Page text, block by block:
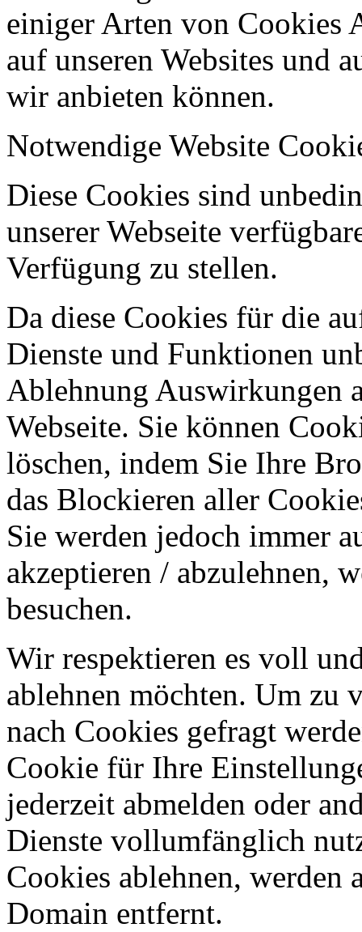
einiger Arten von Cookies
auf unseren Websites und
wir anbieten können.
Notwendige Website
Diese Cookies sind
unserer Webseite
Verfügung zu stellen.
Da diese Cookies für die
Dienste und Funktionen
Ablehnung Auswirkungen
Webseite. Sie können
löschen, indem Sie Ihre
das Blockieren aller
Sie werden jedoch immer
akzeptieren / abzulehnen,
besuchen.
Wir respektieren es voll
ablehnen möchten. Um zu
nach Cookies gefragt
Cookie für Ihre
jederzeit abmelden oder
Dienste vollumfänglich
Cookies ablehnen, werden
Domain entfernt.